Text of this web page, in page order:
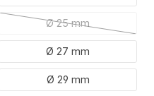
Ø 25 mm
(Questa opzione
Ø 27 mm
Ø 29 mm